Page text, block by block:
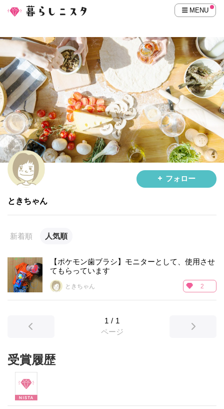
MENU
フォロー
ときちゃん
新着順 人気順
【ポケモン歯ブラシ】モニターとして、使用させ
てもらっています
ときちゃん 2
1 / 1
ページ
受賞履歴